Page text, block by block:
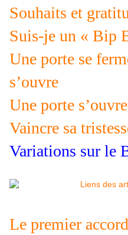
Souhaits et
Suis-je un « Bip
Une porte se
s’ouvre
Une porte
Vaincre sa
Variations sur le
Le premier